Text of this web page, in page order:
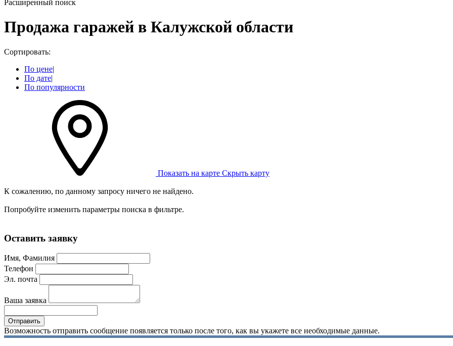
Расширенный поиск
Продажа гаражей в Калужской области
Сортировать:
По цене|
По дате|
По популярности
Показать на карте Скрыть карту
К сожалению, по данному запросу ничего не найдено.
Попробуйте изменить параметры поиска в фильтре.
Оставить заявку
Имя, Фамилия
Телефон
Эл. почта
Ваша заявка
Возможность отправить сообщение появляется только после того, как вы укажете все необходимые данные.